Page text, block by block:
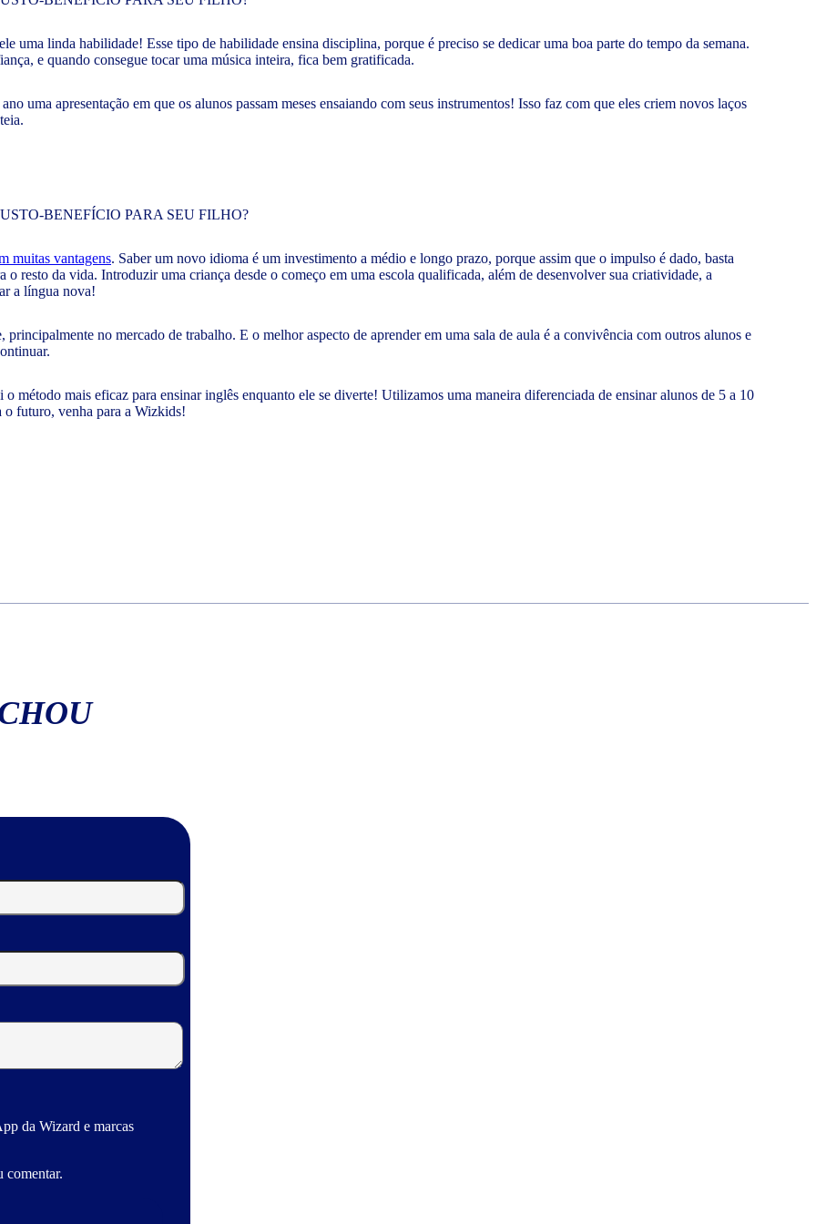
uma linda habilidade! Esse tipo de habilidade ensina disciplina, porque é preciso se dedicar uma boa parte do tempo da semana.
e quando consegue tocar uma música inteira, fica bem gratificada.
uma apresentação em que os alunos passam meses ensaiando com seus instrumentos! Isso faz com que eles criem novos laços
muitas vantagens. Saber um novo idioma é um investimento a médio e longo prazo, porque assim que o impulso é dado, basta
o resto da vida. Introduzir uma criança desde o começo em uma escola qualificada, além de desenvolver sua criatividade, a
a língua nova!
principalmente no mercado de trabalho. E o melhor aspecto de aprender em uma sala de aula é a convivência com outros alunos e
método mais eficaz para ensinar inglês enquanto ele se diverte! Utilizamos uma maneira diferenciada de ensinar alunos de 5 a 10
o futuro, venha para a Wizkids!
da Wizard e marcas
comentar.